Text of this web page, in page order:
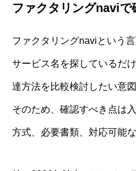
ファクタリングnaviで
ファクタリングnaviという
サービス名を探しているだ
達方法を比較検討したい意
そのため、確認すべき点は
方式、必要書類、対応可能